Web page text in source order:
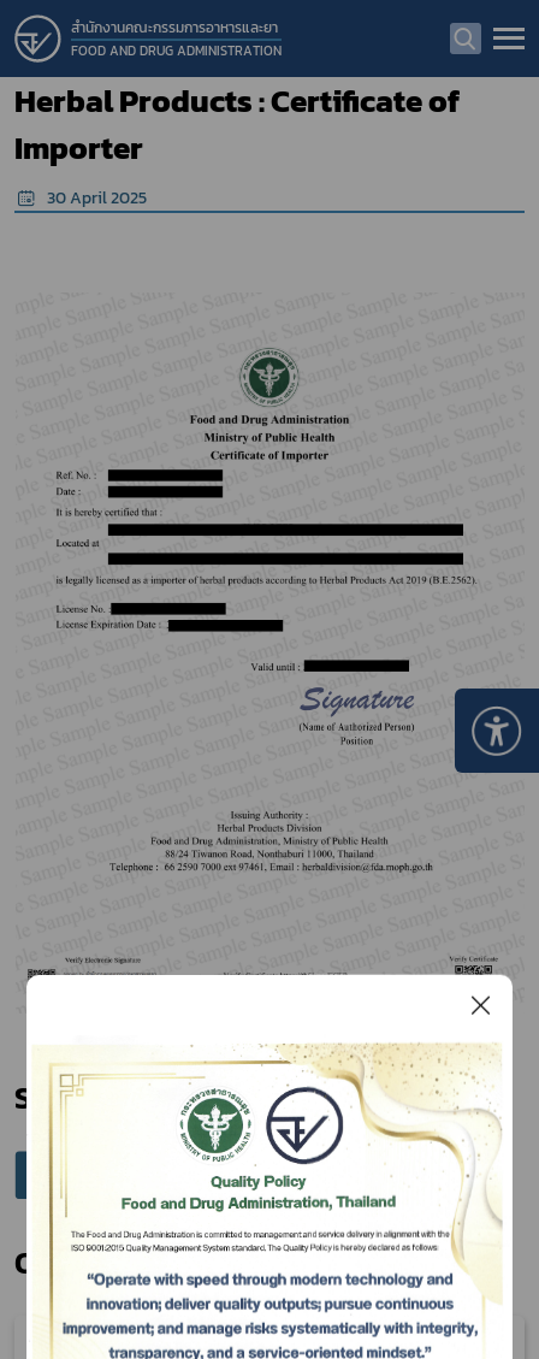
สำนักงานคณะกรรมการอาหารและยา
FOOD AND DRUG ADMINISTRATION
Herbal Products : Certificate of
Importer
30 April 2025
Share
Other e-Certificate
08 Apr 25
Subscribe
เลือกหัวข้อที่ท่านต้องการ Subscribe